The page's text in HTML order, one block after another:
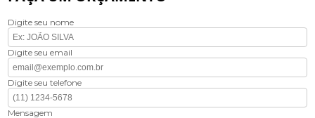
Digite seu nome
Digite seu email
Digite seu telefone
Mensagem